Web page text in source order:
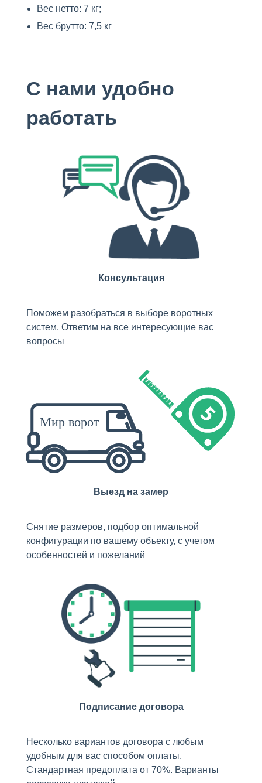
Вес нетто: 7 кг;
Вес брутто: 7,5 кг
С нами удобно
работать
Консультация
Поможем разобраться в выборе воротных
систем. Ответим на все интересующие вас
вопросы
Выезд на замер
Снятие размеров, подбор оптимальной
конфигурации по вашему объекту, с учетом
особенностей и пожеланий
Подписание договора
Несколько вариантов договора с любым
удобным для вас способом оплаты.
Стандартная предоплата от 70%. Варианты